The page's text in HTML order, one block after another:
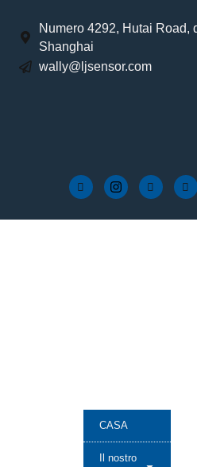
Numero 4292, Hutai Road,
Shanghai
wally@ljsensor.com
CASA
Il nostro